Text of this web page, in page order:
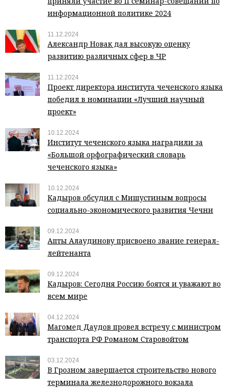
информационной политике 2024
11.12.2024
Александр Новак дал высокую оценку
развитию различных сфер в ЧР
11.12.2024
Проект директора института чеченского языка
победил в номинации «Лучший научный
проект»
10.12.2024
Институт чеченского языка наградили за
«Большой орфографический словарь
чеченского языка»
10.12.2024
Кадыров обсудил с Мишустиным вопросы
социально-экономического развития Чечни
09.12.2024
Апты Алаудинову присвоено звание генерал-
лейтенанта
09.12.2024
Кадыров: Сегодня Россию боятся и уважают во
всем мире
04.12.2024
Магомед Даудов провел встречу с министром
транспорта РФ Романом Старовойтом
03.12.2024
В Грозном завершается строительство нового
терминала железнодорожного вокзала